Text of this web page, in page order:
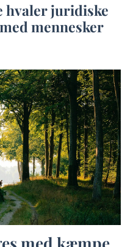
hvaler juridiske
mennesker